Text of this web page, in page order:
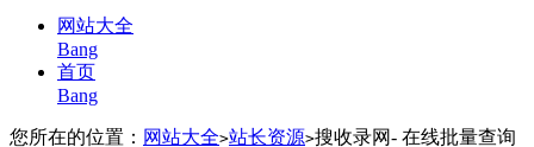
网站大全
Bang
首页
Bang
您所在的位置： 网站大全>站长资源>搜收录网- 在线批量查询